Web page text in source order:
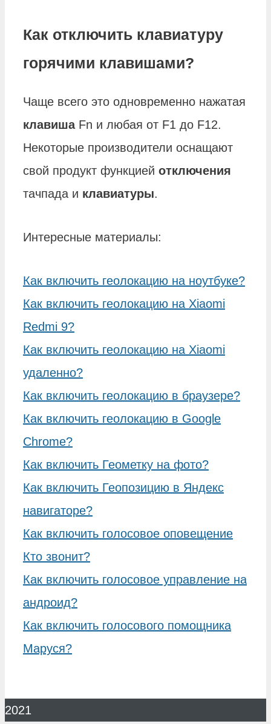
Как отключить клавиатуру
горячими клавишами?
Чаще всего это одновременно нажатая
клавишаFn и любая от F1 до F12.
Некоторые производители оснащают
свой продукт функцией отключения
тачпада и клавиатуры.
Интересные материалы:
Как включить геолокацию на ноутбуке?
Как включить геолокацию на Xiaomi
Redmi 9?
Как включить геолокацию на Xiaomi
удаленно?
Как включить геолокацию в браузере?
Как включить геолокацию в Google
Chrome?
Как включить Геометку на фото?
Как включить Геопозицию в Яндекс
навигаторе?
Как включить голосовое оповещение
Кто звонит?
Как включить голосовое управление на
андроид?
Как включить голосового помощника
Маруся?
2021